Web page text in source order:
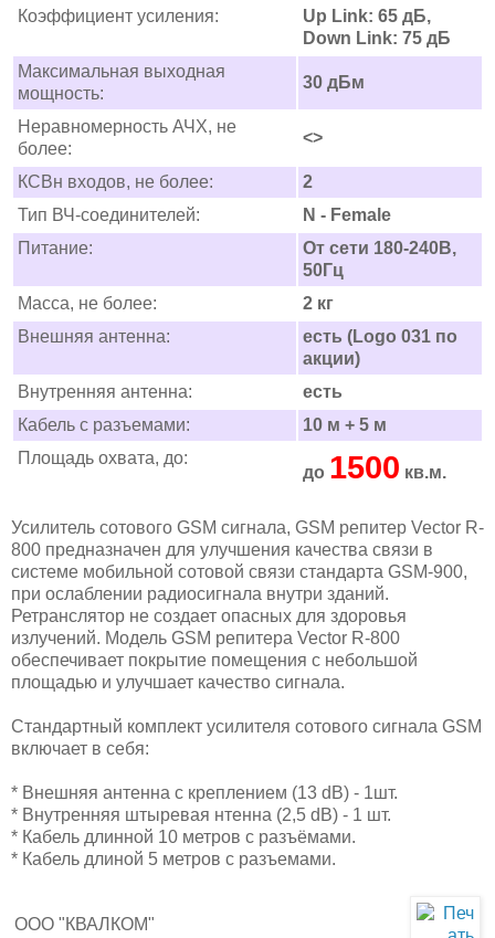
Коэффициент усиления:
Up Link: 65 дБ,
Down Link: 75 дБ
Максимальная выходная
мощность:
30 дБм
Неравномерность АЧХ, не
более:
<>
КСВн входов, не более:
2
Тип ВЧ-соединителей:
N - Female
Питание:
От сети 180-240В,
50Гц
Масса, не более:
2 кг
Внешняя антенна:
есть (Logo 031 по
акции)
Внутренняя антенна:
есть
Кабель с разъемами:
10 м + 5 м
Площадь охвата, до:
до 1500 кв.м.
Усилитель сотового GSM сигнала, GSM репитер Vector R-
800 предназначен для улучшения качества связи в
системе мобильной сотовой связи стандарта GSM-900,
при ослаблении радиосигнала внутри зданий.
Ретранслятор не создает опасных для здоровья
излучений. Модель GSM репитера Vector R-800
обеспечивает покрытие помещения с небольшой
площадью и улучшает качество сигнала.
Стандартный комплект усилителя сотового сигнала GSM
включает в себя:
* Внешняя антенна с креплением (13 dB) - 1шт.
* Внутренняя штыревая нтенна (2,5 dB) - 1 шт.
* Кабель длинной 10 метров с разъёмами.
* Кабель длиной 5 метров с разъемами.
ООО "КВАЛКОМ"